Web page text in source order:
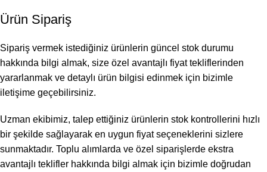
Ürün Sipariş
Sipariş vermek istediğiniz ürünlerin güncel stok durumu
hakkında bilgi almak, size özel avantajlı fiyat tekliflerinden
yararlanmak ve detaylı ürün bilgisi edinmek için bizimle
iletişime geçebilirsiniz.
Uzman ekibimiz, talep ettiğiniz ürünlerin stok kontrollerini hızlı
bir şekilde sağlayarak en uygun fiyat seçeneklerini sizlere
sunmaktadır. Toplu alımlarda ve özel siparişlerde ekstra
avantajlı teklifler hakkında bilgi almak için bizimle doğrudan